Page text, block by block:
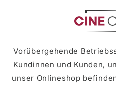
Vorübergehende
Kundinnen und Kunden,
unser Onlineshop